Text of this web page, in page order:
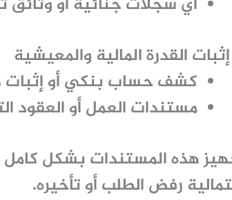
كشف حساب بنكي أو إثبات
مستندات العمل أو العقود
هذه المستندات بشكل
رفض الطلب أو تأخيره.